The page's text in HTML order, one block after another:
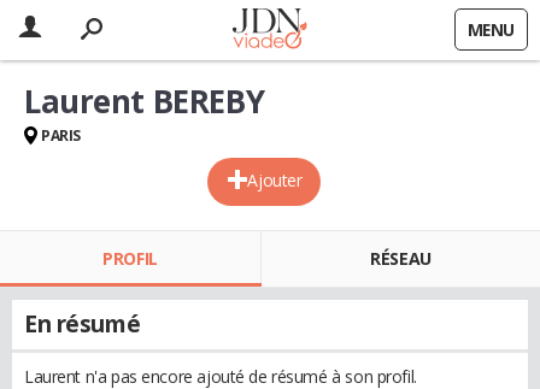
MENU
Ajouter
Laurent BEREBY
PARIS
PROFIL RÉSEAU
En résumé
Laurent n'a pas encore ajouté de résumé à son profil.